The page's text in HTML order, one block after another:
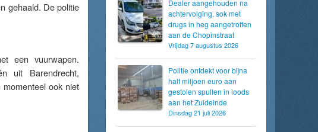
gehaald. De politie
een vuurwapen.
uit Barendrecht,
ook niet
Dealer aangehouden na
achtervolging, sok met
drugs in heg aangetroffen
aan de Chopinstraat
Vrijdag 7 augustus 2026
Politie ontdekt voor bijna
half miljoen euro aan
gestolen spullen in loods
aan het Zuideinde
Dinsdag 21 juli 2026